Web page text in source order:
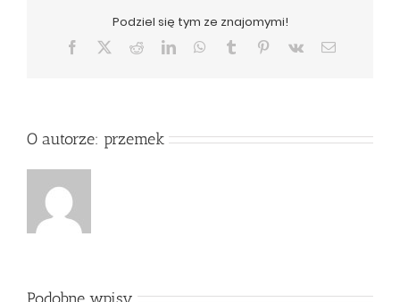
Podziel się tym ze znajomymi!
Facebook RedditLinkedInWhatsApp
Tumblr Pinterest
Vk Email
O autorze: przemek